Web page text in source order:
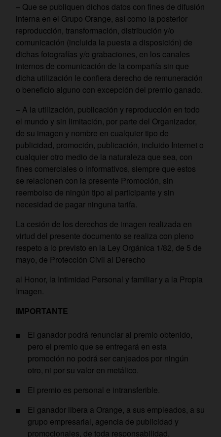
– Que se publiquen dichos datos con fines de difusión
interna en el Grupo Orange, así como la posterior
reproducción, transformación, distribución y/o
comunicación (incluida la puesta a disposición) de
dichas fotografías y/o grabaciones, en los canales
internos de comunicación de la compañía sin que
dicha utilización le confiera derecho de remuneración
o beneficio alguno con excepción del premio ganado.
– A la utilización, publicación y reproducción en todo
el mundo y sin limitación, por parte del Organizador,
de su imagen y nombre en cualquier tipo de
publicidad, promoción, publicación, incluido Internet o
cualquier otro medio de la naturaleza que sea, con
fines comerciales o informativos, siempre que estos
se relacionen con la presente Promoción, sin
reembolso de ningún tipo al participante y sin
necesidad de pagar ninguna tarifa.
La cesión de los derechos de imagen realizada en
virtud del presente documento se realiza con pleno
respeto a lo previsto en la Ley Orgánica 1/82, de 5 de
mayo, de Protección Civil al Derecho
al Honor, la Intimidad Personal y familiar y a la Propia
Imagen.
IMPORTANTE
El ganador podrá renunciar al premio obtenido,
pero el premio que se entregará en esta
promoción no podrá ser canjeados por ningún
otro, ni por su valor en metálico.
El premio es personal e intransferible.
El ganador libera a Orange, a sus empleados, a su
grupo empresarial, agencia de publicidad y
promocionales, de toda responsabilidad,